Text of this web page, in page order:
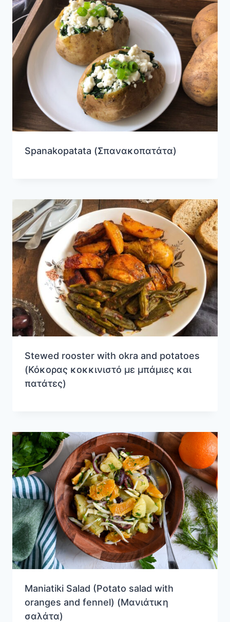
Spanakopatata (Σπανακοπατάτα)
Stewed rooster with okra and potatoes
(Κόκορας κοκκινιστό με μπάμιες και
πατάτες)
Maniatiki Salad (Potato salad with
oranges and fennel) (Μανιάτικη
σαλάτα)